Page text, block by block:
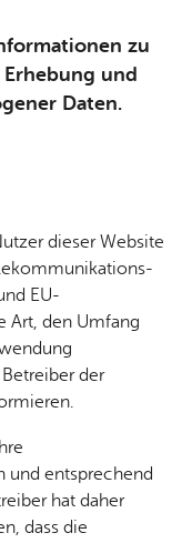
zu
und
Daten.
dieser Website
EU-
Art, den Umfang
der
und entsprechend
hat daher
dass die